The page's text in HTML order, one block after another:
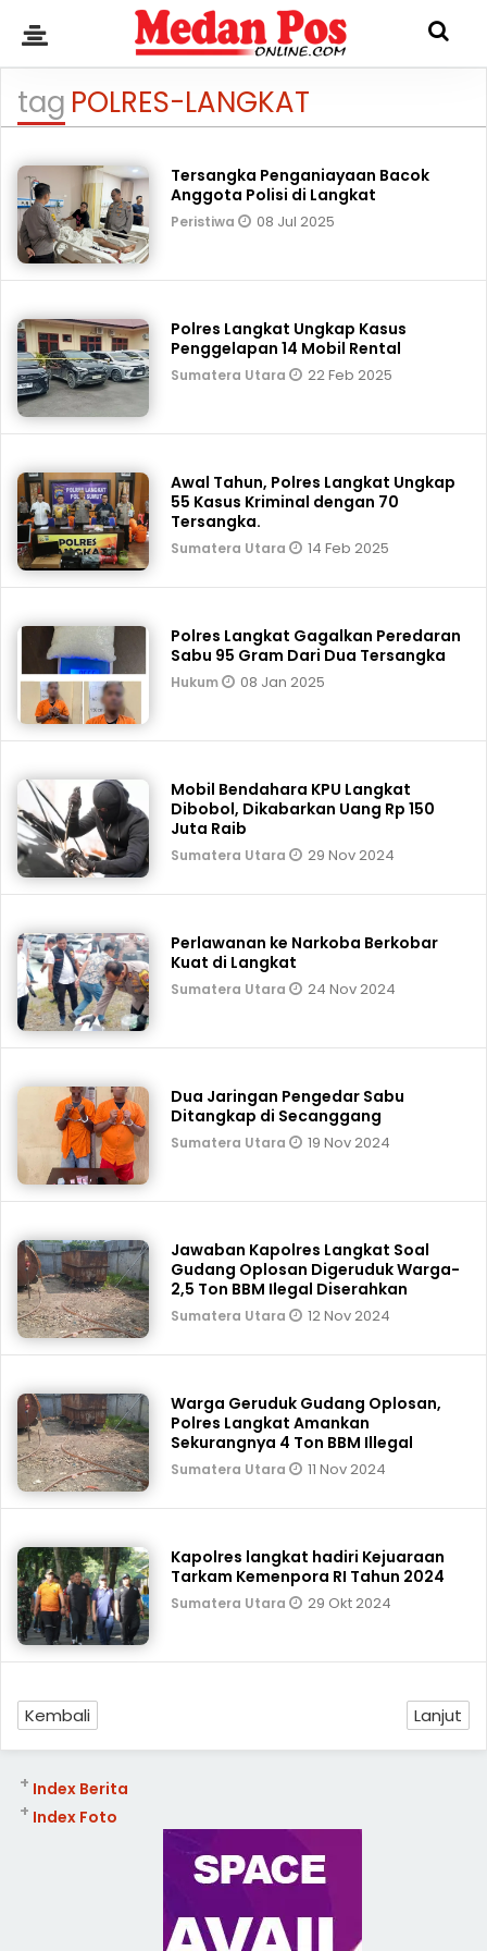
tag POLRES-LANGKAT
Tersangka Penganiayaan Bacok
Anggota Polisi di Langkat
Peristiwa 08 Jul 2025
Polres Langkat Ungkap Kasus
Penggelapan 14 Mobil Rental
Sumatera Utara 22 Feb 2025
Awal Tahun, Polres Langkat Ungkap
55 Kasus Kriminal dengan 70
Tersangka.
Sumatera Utara 14 Feb 2025
Polres Langkat Gagalkan Peredaran
Sabu 95 Gram Dari Dua Tersangka
Hukum 08 Jan 2025
Mobil Bendahara KPU Langkat
Dibobol, Dikabarkan Uang Rp 150
Juta Raib
Sumatera Utara 29 Nov 2024
Perlawanan ke Narkoba Berkobar
Kuat di Langkat
Sumatera Utara 24 Nov 2024
Dua Jaringan Pengedar Sabu
Ditangkap di Secanggang
Sumatera Utara 19 Nov 2024
Jawaban Kapolres Langkat Soal
Gudang Oplosan Digeruduk Warga-
2,5 Ton BBM Ilegal Diserahkan
Sumatera Utara 12 Nov 2024
Warga Geruduk Gudang Oplosan,
Polres Langkat Amankan
Sekurangnya 4 Ton BBM Illegal
Sumatera Utara 11 Nov 2024
Kapolres langkat hadiri Kejuaraan
Tarkam Kemenpora RI Tahun 2024
Sumatera Utara 29 Okt 2024
Kembali Lanjut
Index Berita
+
Index Foto
+